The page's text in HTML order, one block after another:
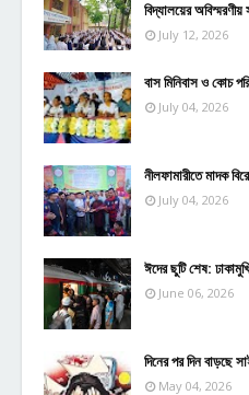
বিদ্যালয়ের
July 12, 2026
বাস মিনিবাস ও কোচ
July 04, 2026
নীলফামারীতে মাদক
July 04, 2026
ঈদের ছুটি শেষ:
June 06, 2026
দিনের পর দিন বাড়ছে
May 04, 2026